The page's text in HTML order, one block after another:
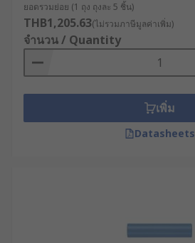
ยอดรวมย่อย (1 ถุง ถุงละ 5 ชิ้น)
THB1,205.63(ไม่รวมภาษีมูลค่าเพิ่ม)
จำนวน / Quantity
เพิ่ม
Datasheets